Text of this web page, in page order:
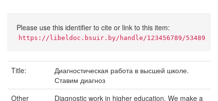
Please use this identifier to cite or link to this item:
https://libeldoc.bsuir.by/handle/123456789/53489
Title:
Диагностическая работа в высшей школе.
Ставим диагноз
Other
Diagnostic work in higher education. We make a